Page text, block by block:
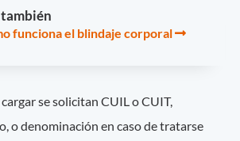
también
funciona el blindaje corporal
se solicitan CUIL o CUIT,
o denominación en caso de tratarse